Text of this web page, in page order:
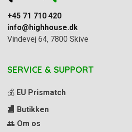
+45 71 710 420
info@highhouse.dk
Vindevej 64, 7800 Skive
SERVICE & SUPPORT
💰 EU Prismatch
🏬 Butikken
👥 Om os